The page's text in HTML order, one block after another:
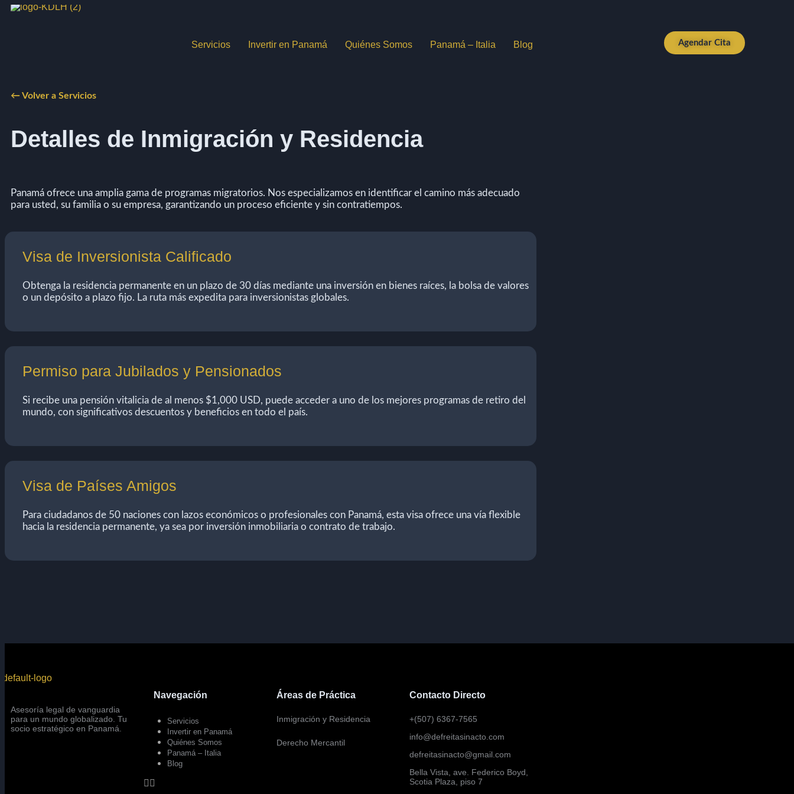
Servicios Invertir en Panamá Quiénes Somos Panamá – Italia Blog Agendar Cita
← Volver a Servicios
Detalles de Inmigración y Residencia
Panamá ofrece una amplia gama de programas migratorios. Nos especializamos en identificar el camino más adecuado
para usted, su familia o su empresa, garantizando un proceso eficiente y sin contratiempos.
Visa de Inversionista Calificado
Obtenga la residencia permanente en un plazo de 30 días mediante una inversión en bienes raíces, la bolsa de valores
o un depósito a plazo fijo. La ruta más expedita para inversionistas globales.
Permiso para Jubilados y Pensionados
Si recibe una pensión vitalicia de al menos $1,000 USD, puede acceder a uno de los mejores programas de retiro del
mundo, con significativos descuentos y beneficios en todo el país.
Visa de Países Amigos
Para ciudadanos de 50 naciones con lazos económicos o profesionales con Panamá, esta visa ofrece una vía flexible
hacia la residencia permanente, ya sea por inversión inmobiliaria o contrato de trabajo.
Asesoría legal de vanguardia
para un mundo globalizado. Tu
socio estratégico en Panamá.
Navegación
Servicios
Invertir en Panamá
Quiénes Somos
Panamá – Italia
Blog
Áreas de Práctica
Inmigración y Residencia
Derecho Mercantil
Contacto Directo
+(507) 6367-7565
info@defreitasinacto.com
defreitasinacto@gmail.com
Bella Vista, ave. Federico Boyd,
Scotia Plaza, piso 7